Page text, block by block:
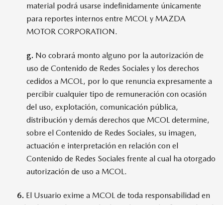
material podrá usarse indefinidamente únicamente
para reportes internos entre MCOL y MAZDA
MOTOR CORPORATION.
g. No cobrará monto alguno por la autorización de
uso de Contenido de Redes Sociales y los derechos
cedidos a MCOL, por lo que renuncia expresamente a
percibir cualquier tipo de remuneración con ocasión
del uso, explotación, comunicación pública,
distribución y demás derechos que MCOL determine,
sobre el Contenido de Redes Sociales, su imagen,
actuación e interpretación en relación con el
Contenido de Redes Sociales frente al cual ha otorgado
autorización de uso a MCOL.
6. El Usuario exime a MCOL de toda responsabilidad en